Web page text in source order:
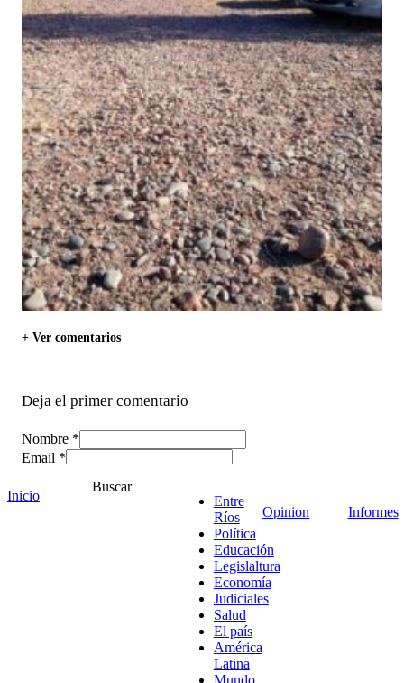
+ Ver comentarios
Deja el primer comentario
Nombre *
Email *
Inicio
Buscar
Entre
Ríos
Política
Educación
Legislaltura
Economía
Judiciales
Salud
El país
América
Latina
Mundo
Opinion Informes